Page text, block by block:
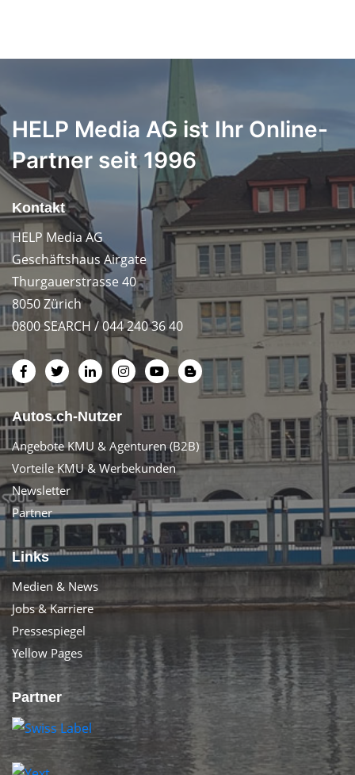
HELP Media AG ist Ihr Online-
Partner seit 1996
Kontakt
HELP Media AG
Geschäftshaus Airgate
Thurgauerstrasse 40
8050 Zürich
0800 SEARCH / 044 240 36 40
Autos.ch-Nutzer
Angebote KMU & Agenturen (B2B)
Vorteile KMU & Werbekunden
Newsletter
Partner
Links
Medien & News
Jobs & Karriere
Pressespiegel
Yellow Pages
Partner